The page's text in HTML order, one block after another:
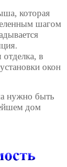
которая
шагом
в
окон
нужно быть
дом